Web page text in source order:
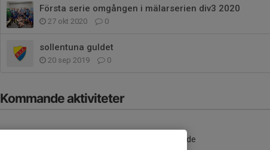
Första serie omgången i mälarserien div3 2020
27 okt 2020 0
sollentuna guldet
20 sep 2019 0
Kommande aktiviteter
Inga aktiviteter inbokade